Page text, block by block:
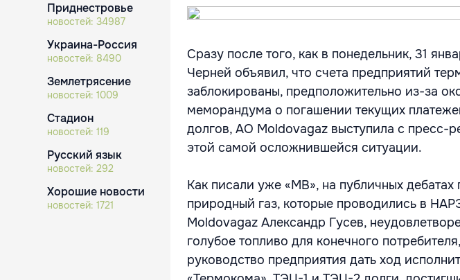
Приднестровье
новостей: 34987
Украина-Россия
новостей: 8490
Землетрясение
новостей: 1009
Стадион
новостей: 119
Русский язык
новостей: 292
Хорошие новости
новостей: 1721
Сразу после того, как в понедельник, 31
Черней объявил, что счета предприятий
заблокированы, предположительно из-за
меморандума о погашении текущих
долгов, АО Moldovagaz выступила с пресс-
этой самой осложнившейся ситуации.
Как писали уже «МВ», на публичных
природный газ, которые проводились в
Moldovagaz Александр Гусев,
голубое топливо для конечного
руководство предприятия дать ход